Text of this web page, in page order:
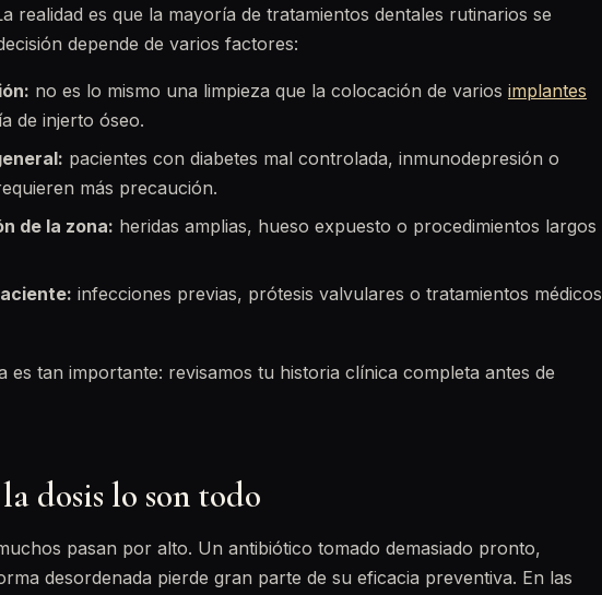
realidad es que la mayoría de tratamientos dentales rutinarios se
depende de varios factores:
no es lo mismo una limpieza que la colocación de varios implantes
de injerto óseo.
pacientes con diabetes mal controlada, inmunodepresión o
más precaución.
de la zona: heridas amplias, hueso expuesto o procedimientos largos
infecciones previas, prótesis valvulares o tratamientos médicos
es tan importante: revisamos tu historia clínica completa antes de
dosis lo son todo
pasan por alto. Un antibiótico tomado demasiado pronto,
desordenada pierde gran parte de su eficacia preventiva. En las